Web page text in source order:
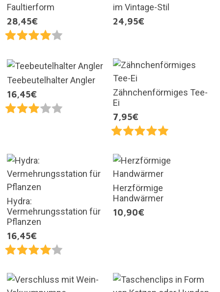
Faultierform
28,45€
im Vintage-Stil
24,95€
Teebeutelhalter Angler
16,45€
Zähnchenförmiges Tee-
Ei
7,95€
Hydra:
Vermehrungsstation für
Pflanzen
16,45€
Herzförmige
Handwärmer
10,90€